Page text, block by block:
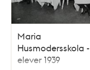
Maria
Husmodersskola -
elever 1939